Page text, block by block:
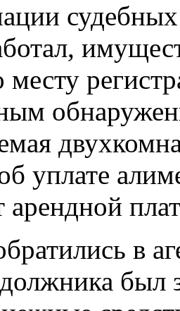
судебных
уплате
арендной
в
был